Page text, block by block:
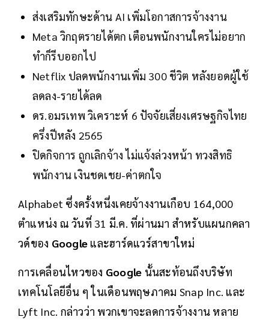
ส่งเสริมทักษะด้าน AI เพิ่มโอกาสการจ้างงาน
Meta วิกฤตรายได้ตก เตือนพนักงานใครไม่อยาก
ทำก็รีบออกไป
Netflix ปลดพนักงานเพิ่ม 300 ชีวิต หลังยอดผู้ใช้
ลดลง-รายได้ลด
ดร.อมรเทพ วิเคราะห์ 6 ปัจจัยเสี่ยงเศรษฐกิจไทย
ครึ่งปีหลัง 2565
ปิดกิจการ ถูกเลิกจ้าง ไม่แจ้งล่วงหน้า ทวงสิทธิ
พนักงาน เงินชดเชย-ค่าตกใจ
Alphabet ซึ่งครั้งหนึ่งเคยจ้างงานเกือบ 164,000
ตำแหน่ง ณ วันที่ 31 มี.ค. ที่ผ่านมา สำหรับแผนกคลา
วด์ของ Google และฮาร์ดแวร์สาขาใหม่
การเคลื่อนไหวของ Google นั้นสะท้อนถึงบริษัท
เทคโนโลยีอื่น ๆ ในเดือนพฤษภาคม Snap Inc. และ
Lyft Inc. กล่าวว่า พวกเขาจะลดการจ้างงาน หลาย